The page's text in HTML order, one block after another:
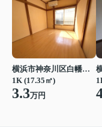
横浜市神奈川区白幡仲町
1K (17.35㎡)
3.3万円